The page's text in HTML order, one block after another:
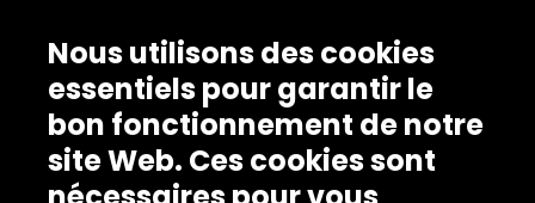
Nous utilisons des cookies
essentiels pour garantir le
bon fonctionnement de notre
site Web. Ces cookies sont